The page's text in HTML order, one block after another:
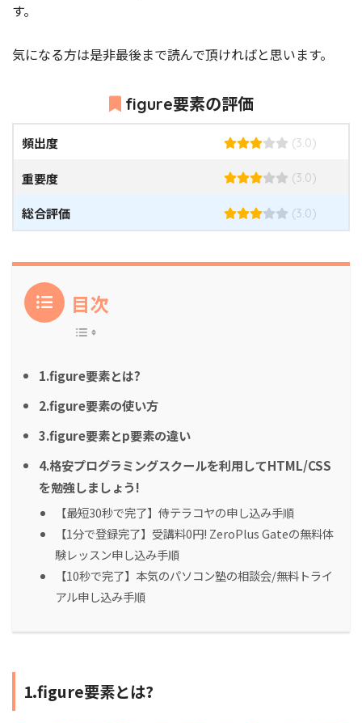
す。
気になる方は是非最後まで読んで頂ければと思います。
figure要素の評価
頻出度 (3.0)
重要度 (3.0)
総合評価 (3.0)
目次
1.figure要素とは?
2.figure要素の使い方
3.figure要素とp要素の違い
4.格安プログラミングスクールを利用してHTML/CSS
を勉強しましょう!
【最短30秒で完了】侍テラコヤの申し込み手順
【1分で登録完了】受講料0円! ZeroPlus Gateの無料体
験レッスン申し込み手順
【10秒で完了】本気のパソコン塾の相談会/無料トライ
アル申し込み手順
1.figure要素とは?